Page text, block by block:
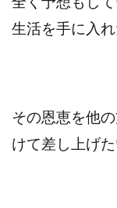
生活を手に入れ
その恩恵を他
けて差し上げ